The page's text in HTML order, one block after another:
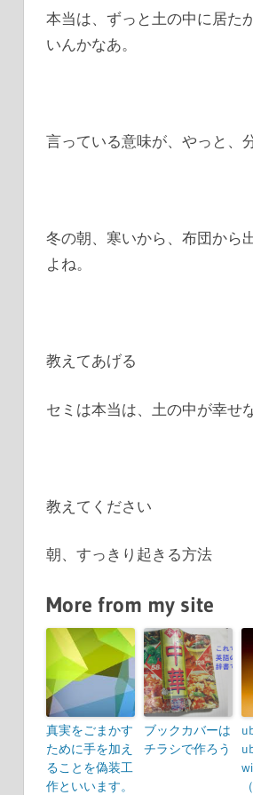
本当は、ずっと土の中に居た
いんかなあ。
言っている意味が、やっと、
冬の朝、寒いから、布団から
よね。
教えてあげる
セミは本当は、土の中が幸せ
教えてください
朝、すっきり起きる方法
More from my site
真実をごまかす
ために手を加え
ることを偽装工
作といいます。
ブックカバーは
チラシで作ろう